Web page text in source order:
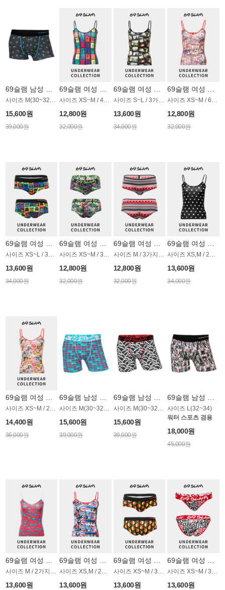
69슬램 남성 언더웨어 OMU027BSL
사이즈 M(30~32)~L(32~34)
15,600원
39,000원
69슬램 여성 언더웨어 OWSET011SL
사이즈 XS~M / 4가지 타입
12,800원
32,000원
69슬램 여성 언더웨어 OWSET022SL
사이즈 S~L / 3가지 타입
13,600원
34,000원
69슬램 여성 언더웨어 OWSET032SL
사이즈 XS~M / 6가지 타입
12,800원
32,000원
13,600원
34,000원
12,800원
32,000원
12,800원
32,000원
13,600원
34,000원
사이즈 XS~M / 2가지 타입
14,400원
36,000원
사이즈 M(30~32)~L(32~34)
15,600원
39,000원
사이즈 M(30~32)~L(32~34)
15,600원
39,000원
사이즈 L(32~34)
워터 스포츠 겸용
18,000원
45,000원
69슬램 여성 언더웨어 OWSET004SL
사이즈 M / 2가지 타입
13,600원
69슬램 여성 언더웨어 OWSET020SL
사이즈 XS,M / 2가지 타입
13,600원
69슬램 여성 언더웨어 OWSET033SL
사이즈 XS~M / 3가지 타입
13,600원
69슬램 여성 언더웨어 OWSET031SL
사이즈 XS~M / 3가지 타입
13,600원